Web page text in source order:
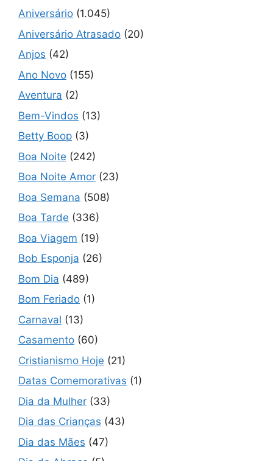
Aniversário (1.045)
Aniversário Atrasado (20)
Anjos (42)
Ano Novo (155)
Aventura (2)
Bem-Vindos (13)
Betty Boop (3)
Boa Noite (242)
Boa Noite Amor (23)
Boa Semana (508)
Boa Tarde (336)
Boa Viagem (19)
Bob Esponja (26)
Bom Dia (489)
Bom Feriado (1)
Carnaval (13)
Casamento (60)
Cristianismo Hoje (21)
Datas Comemorativas (1)
Dia da Mulher (33)
Dia das Crianças (43)
Dia das Mães (47)